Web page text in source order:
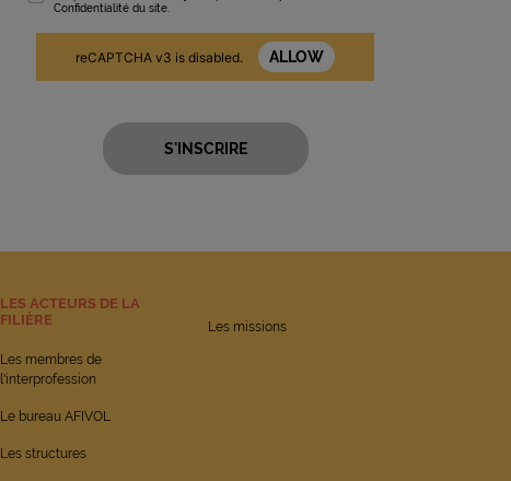
Confidentialité du site.
reCAPTCHA v3 is disabled. ALLOW
LES ACTEURS DE LA
FILIÈRE
Les membres de
l'interprofession
Le bureau AFIVOL
Les structures
Les missions